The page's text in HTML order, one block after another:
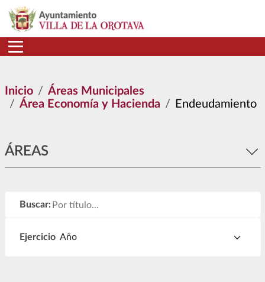
Pasar al contenido principal
Inicio
Áreas Municipales
Área Economía y Hacienda
Endeudamiento
ÁREAS
Buscar:
Ejercicio